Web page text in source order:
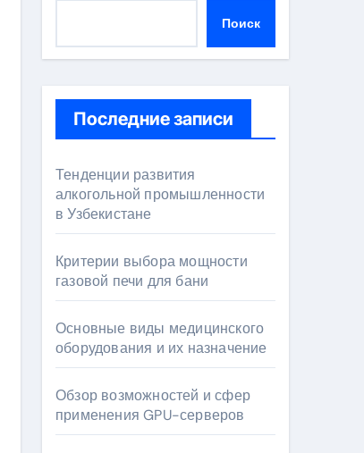
Поиск
Последние записи
Тенденции развития
алкогольной промышленности
в Узбекистане
Критерии выбора мощности
газовой печи для бани
Основные виды медицинского
оборудования и их назначение
Обзор возможностей и сфер
применения GPU-серверов